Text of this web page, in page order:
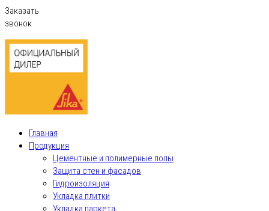
Заказать
звонок
Главная
Продукция
Цементные и полимерные полы
Защита стен и фасадов
Гидроизоляция
Укладка плитки
Укладка паркета